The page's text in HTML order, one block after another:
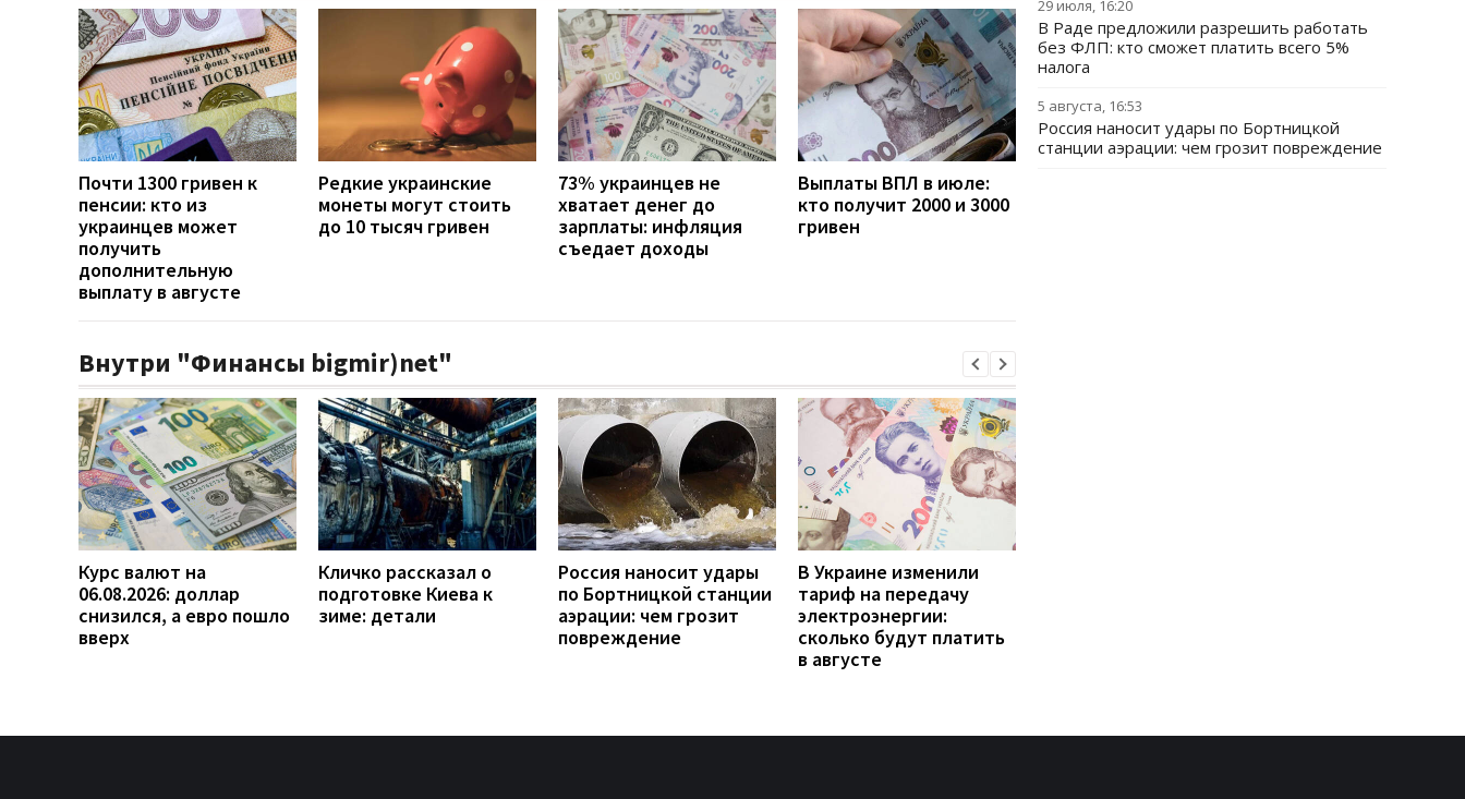
Почти 1300 гривен к
пенсии: кто из
украинцев может
получить
дополнительную
выплату в августе
Редкие украинские
монеты могут стоить
до 10 тысяч гривен
73% украинцев не
хватает денег до
зарплаты: инфляция
съедает доходы
Выплаты ВПЛ в июле:
кто получит 2000 и 3000
гривен
Внутри "Финансы bigmir)net"
Курс валют на
06.08.2026: доллар
снизился, а евро пошло
вверх
Кличко рассказал о
подготовке Киева к
зиме: детали
Россия наносит удары
по Бортницкой станции
аэрации: чем грозит
повреждение
В Украине изменили
тариф на передачу
электроэнергии:
сколько будут платить
в августе
29 июля, 16:20
В Раде предложили разрешить работать
без ФЛП: кто сможет платить всего 5%
налога
5 августа, 16:53
Россия наносит удары по Бортницкой
станции аэрации: чем грозит повреждение